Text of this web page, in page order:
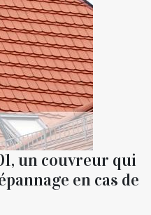
un couvreur qui
en cas de